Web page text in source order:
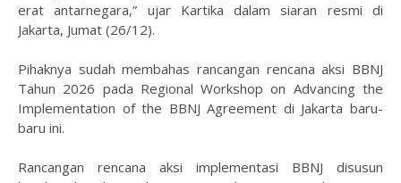
erat antarnegara,” ujar Kartika dalam siaran resmi di
Jakarta, Jumat (26/12).
Pihaknya sudah membahas rancangan rencana aksi BBNJ
Tahun 2026 pada Regional Workshop on Advancing the
Implementation of the BBNJ Agreement di Jakarta baru-
baru ini.
Rancangan rencana aksi implementasi BBNJ disusun